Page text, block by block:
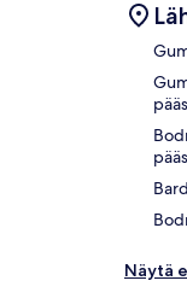
Näytä